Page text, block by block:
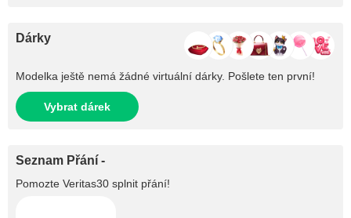
Dárky
Modelka ještě nemá žádné virtuální dárky. Pošlete ten první!
Vybrat dárek
Seznam Přání -
Pomozte Veritas30 splnit přání!